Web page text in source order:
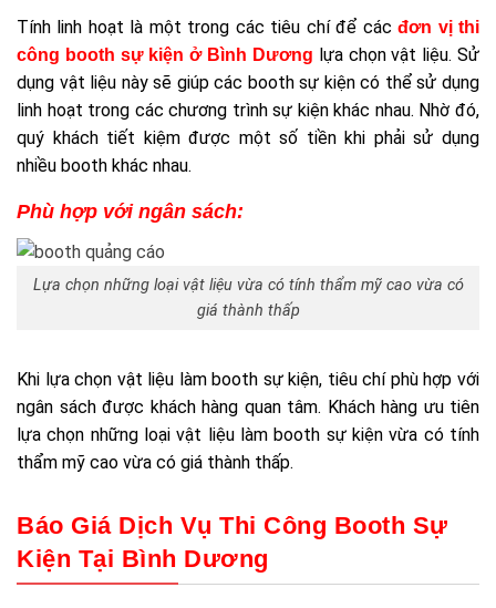
Tính linh hoạt là một trong các tiêu chí để cácđơn vị thi
công booth sự kiện ở Bình Dương lựa chọn vật liệu. Sử
dụng vật liệu này sẽ giúp các booth sự kiện có thể sử dụng
linh hoạt trong các chương trình sự kiện khác nhau. Nhờ đó,
quý khách tiết kiệm được một số tiền khi phải sử dụng
nhiều booth khác nhau.
Phù hợp với ngân sách:
Lựa chọn những loại vật liệu vừa có tính thẩm mỹ cao vừa có
giá thành thấp
Khi lựa chọn vật liệu làm booth sự kiện, tiêu chí phù hợp với
ngân sách được khách hàng quan tâm. Khách hàng ưu tiên
lựa chọn những loại vật liệu làm booth sự kiện vừa có tính
thẩm mỹ cao vừa có giá thành thấp.
Báo Giá Dịch Vụ Thi Công Booth Sự
Kiện Tại Bình Dương